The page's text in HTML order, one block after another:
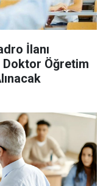
İlanı
Doktor Öğretim